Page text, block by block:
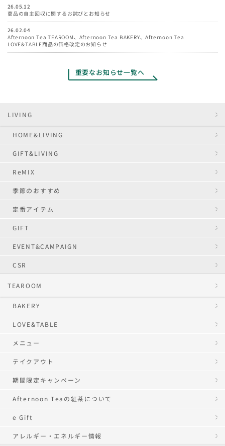
26.05.12
商品の自主回収に関するお詫びとお知らせ
26.02.04
Afternoon Tea TEAROOM、Afternoon Tea BAKERY、Afternoon Tea
LOVE&TABLE商品の価格改定のお知らせ
重要なお知らせ一覧へ
LIVING
HOME&LIVING
GIFT&LIVING
ReMIX
季節のおすすめ
定番アイテム
GIFT
EVENT&CAMPAIGN
CSR
TEAROOM
BAKERY
LOVE&TABLE
メニュー
テイクアウト
期間限定キャンペーン
Afternoon Teaの紅茶について
e Gift
アレルギー・エネルギー情報